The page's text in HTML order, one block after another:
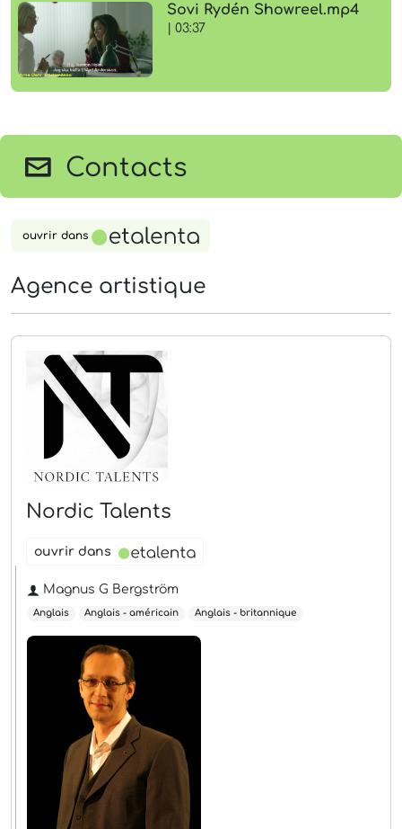
Sovi Rydén Showreel.mp4
| 03:37
Contacts
ouvrir dans
Agence artistique
Nordic Talents
ouvrir dans
Magnus G Bergström
Anglais Anglais - américain Anglais - britannique